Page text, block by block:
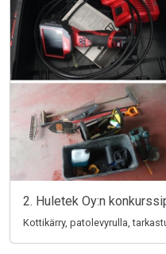
2. Huletek Oy:n
Kottikärry, patolevyrulla,